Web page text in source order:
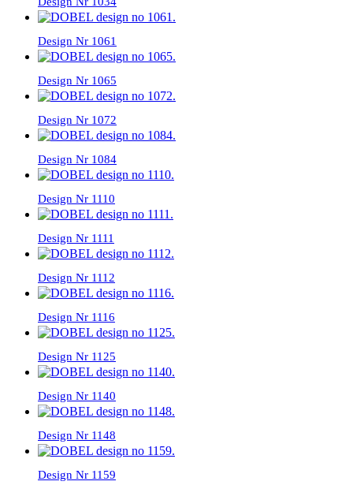
Design Nr 1061
Design Nr 1065
Design Nr 1072
Design Nr 1084
Design Nr 1110
Design Nr 1111
Design Nr 1112
Design Nr 1116
Design Nr 1125
Design Nr 1140
Design Nr 1148
Design Nr 1159